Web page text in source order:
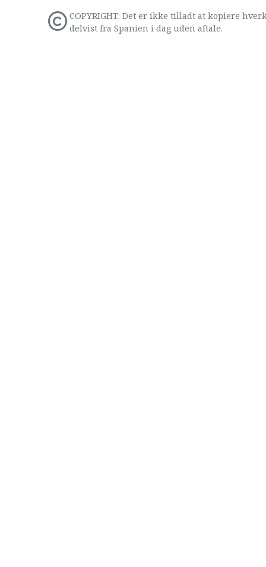
COPYRIGHT: Det er ikke tilladt at kopiere
delvist fra Spanien i dag uden aftale.